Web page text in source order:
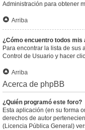
Administración para obtener
Arriba
¿Cómo encuentro todos
Para encontrar la lista de sus
Control de Usuario y hacer
Arriba
Acerca de phpBB
¿Quién programó este foro?
Esta aplicación (en su forma
derechos de autor
(Licencia Pública General)